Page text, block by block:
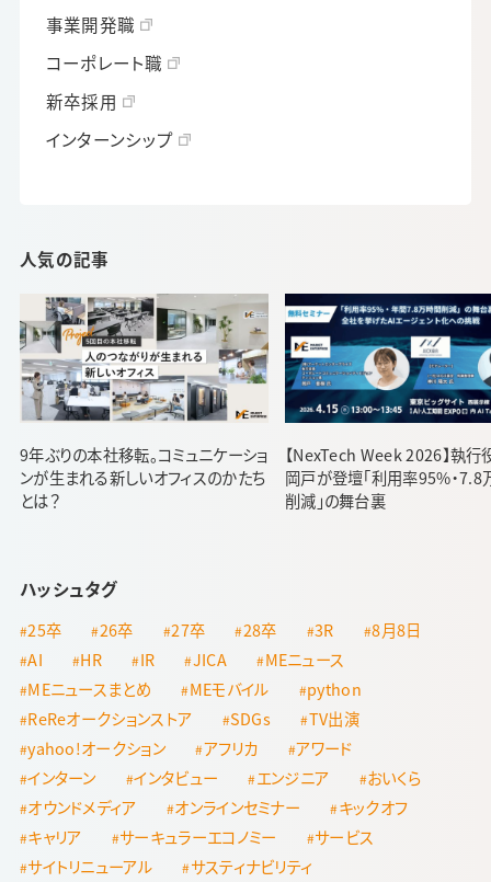
事業開発職
コーポレート職
新卒採用
インターンシップ
人気の記事
9年ぶりの本社移転。コミュニケーショ
ンが生まれる新しいオフィスのかたち
とは？
【NexTech Week 2026】執行
岡戸が登壇「利用率95%・7.8
削減」の舞台裏
ハッシュタグ
25卒 26卒 27卒 28卒 3R
8月8日
AI
HR IR JICA
MEニュース
MEニュースまとめ
MEモバイル
python
ReReオークションストア
SDGs
TV出演
yahoo!オークション
アフリカ
アワード
インターン
インタビュー エンジニア
おいくら
オウンドメディア
オンラインセミナー
キックオフ
キャリア
サーキュラーエコノミー
サービス
サイトリニューアル
サスティナビリティ